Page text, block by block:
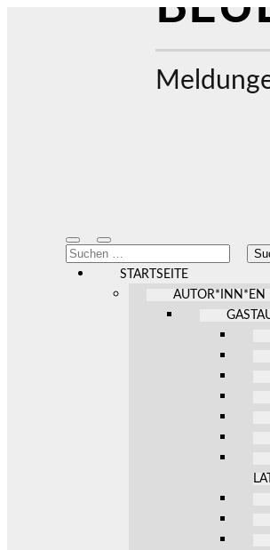
Mobile-
Menü
ein-/ausblenden
Suchfeld
ein-/ausblenden
Suchen
nach:
STARTSEITE
AUTOR*INN*EN